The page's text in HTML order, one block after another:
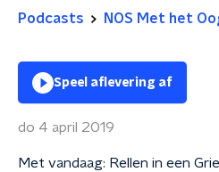
Podcasts NOS Met het
Speel aflevering af
do 4 april 2019
Met vandaag: Rellen in een